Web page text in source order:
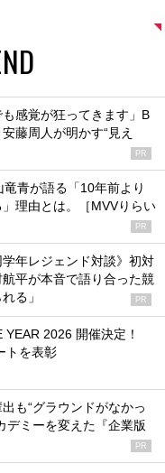
も感覚が狂ってきます」B
藤周人が明かす“見え
PR
青が語る「10年前より
理由とは。［MVVりらい
PR
学年レジェンド対談》初対
平が本音で語り合った競
る」
PR
2026 開催決定！
トを表彰
も“グラウンドがなかっ
ミーを変えた『企業版
PR